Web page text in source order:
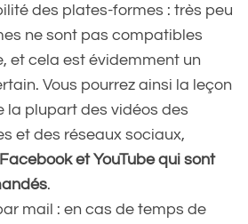
des plates-formes : très peu
ne sont pas compatibles
et cela est évidemment un
Vous pourrez ainsi la leçon
la plupart des vidéos des
et des réseaux sociaux,
Facebook et YouTube qui sont
.
mail : en cas de temps de